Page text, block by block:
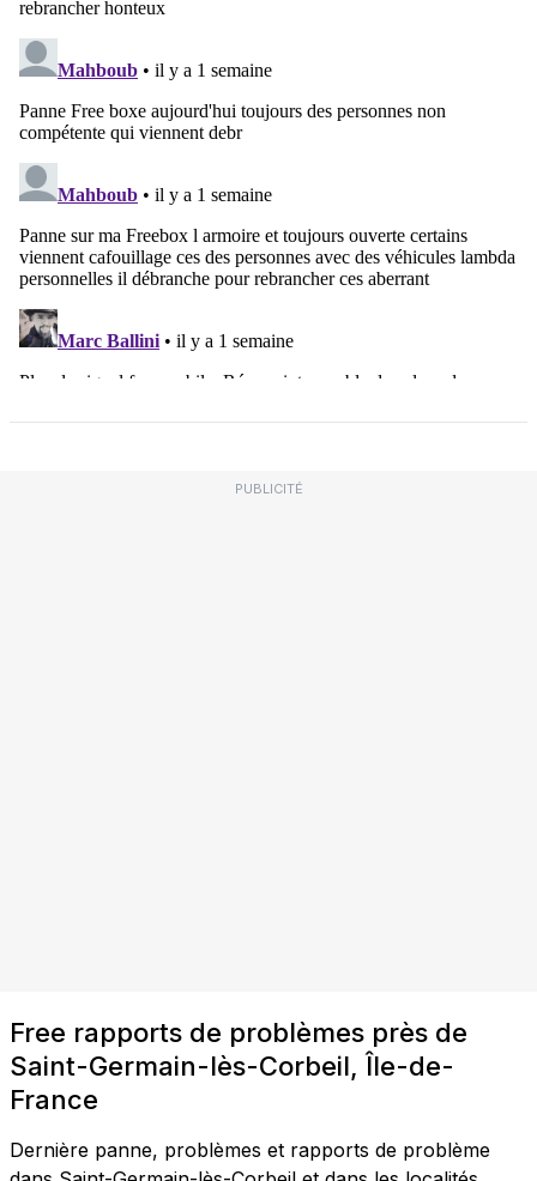
PUBLICITÉ
Free rapports de problèmes près de
Saint-Germain-lès-Corbeil, Île-de-
France
Dernière panne, problèmes et rapports de problème